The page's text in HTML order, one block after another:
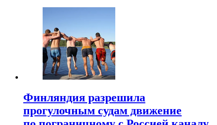
Финляндия разрешила
прогулочным судам движение